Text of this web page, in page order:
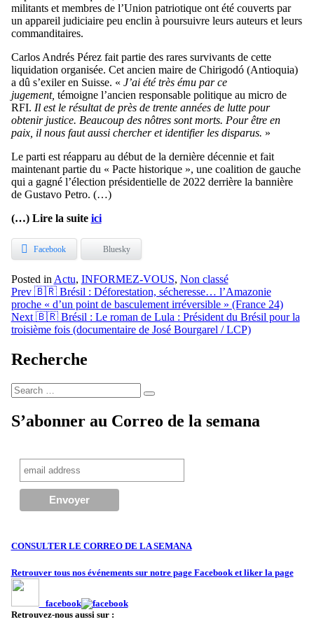
militants et membres de l’Union patriotique ont été couverts par
un appareil judiciaire peu enclin à poursuivre leurs auteurs et leurs
commanditaires.
Carlos Andrés Pérez fait partie des rares survivants de cette
liquidation organisée. Cet ancien maire de Chirigodó (Antioquia)
a dû s’exiler en Suisse. « J’ai été très ému par ce
jugement, témoigne l’ancien responsable politique au micro de
RFI. Il est le résultat de près de trente années de lutte pour
obtenir justice. Beaucoup des nôtres sont morts. Pour être en
paix, il nous faut aussi chercher et identifier les disparus. »
Le parti est réapparu au début de la dernière décennie et fait
maintenant partie du « Pacte historique », une coalition de gauche
qui a gagné l’élection présidentielle de 2022 derrière la bannière
de Gustavo Petro. (…)
(…) Lire la suite ici
Facebook Bluesky
Posted in Actu, INFORMEZ-VOUS, Non classé
Navigation
de
l’article
Prev 🇧🇷 Brésil : Déforestation, sécheresse… l’Amazonie
proche « d’un point de basculement irréversible » (France 24)
Next 🇧🇷 Brésil : Le roman de Lula : Président du Brésil pour la
troisième fois (documentaire de José Bourgarel / LCP)
Recherche
Search
for:
Search
S’abonner au Correo de la semana
CONSULTER LE CORREO DE LA SEMANA
Retrouver tous nos événements sur notre page Facebook et liker la page
facebook
Retrouvez-nous aussi sur :